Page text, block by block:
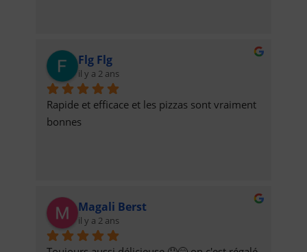
Flg Flg
il y a 2 ans
Rapide et efficace et les pizzas sont vraiment
bonnes
Magali Berst
il y a 2 ans